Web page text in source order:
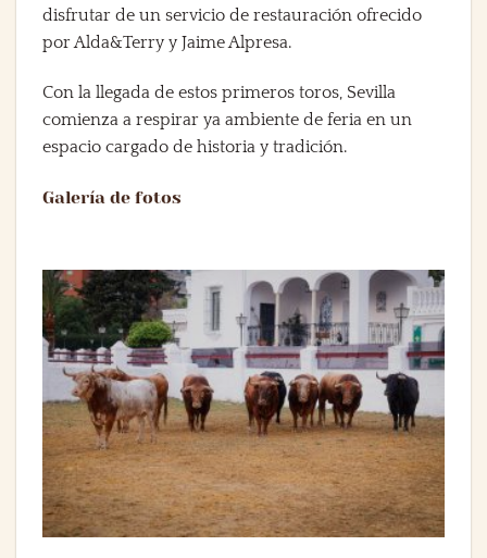
disfrutar de un servicio de restauración ofrecido
por Alda&Terry y Jaime Alpresa.
Con la llegada de estos primeros toros, Sevilla
comienza a respirar ya ambiente de feria en un
espacio cargado de historia y tradición.
Galería de fotos